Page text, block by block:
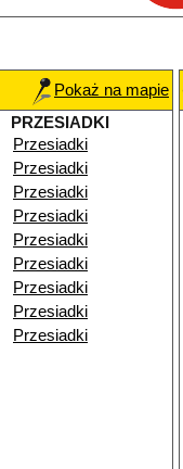
Pokaż na mapie
PRZESIADKI
Przesiadki
Przesiadki
Przesiadki
Przesiadki
Przesiadki
Przesiadki
Przesiadki
Przesiadki
Przesiadki